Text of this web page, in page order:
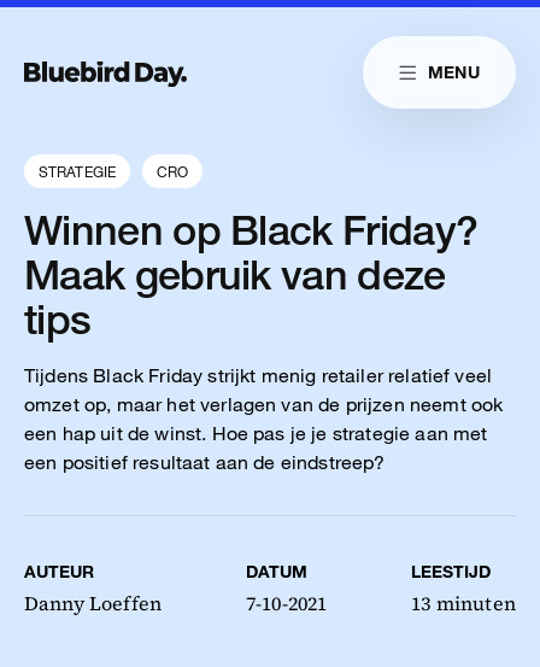
Skip to main content
MENU
Link naar
Cases
Diensten
Insights
Cultuur
Contact
Reduitlaan 29
Route
+31 76 204 30 46
sales@bluebirdday.nl
STRATEGIE CRO
Winnen op Black Friday?
Maak gebruik van deze
tips
Tijdens Black Friday strijkt menig retailer relatief veel
omzet op, maar het verlagen van de prijzen neemt ook
een hap uit de winst. Hoe pas je je strategie aan met
een positief resultaat aan de eindstreep?
AUTEUR
Danny Loeffen
DATUM
7-10-2021
LEESTIJD
13 minuten